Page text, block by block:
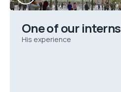
One of our interns
His experience